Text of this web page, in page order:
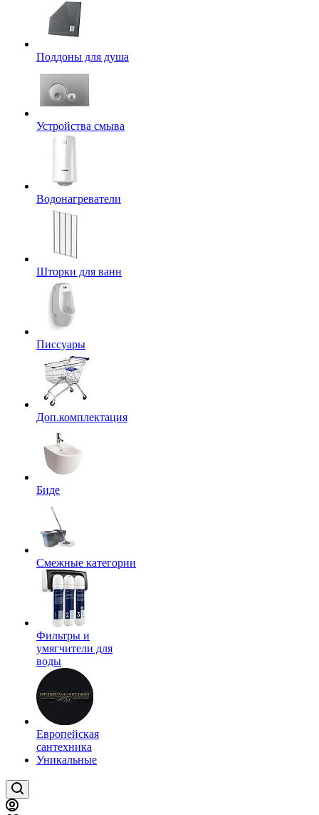
Поддоны для душа
Устройства смыва
Водонагреватели
Шторки для ванн
Писсуары
Доп.комплектация
Биде
Смежные категории
Фильтры и
умягчители для
воды
Европейская
сантехника
Уникальные